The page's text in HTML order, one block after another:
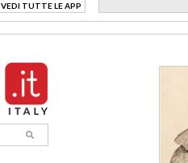
VEDI TUTTE LE APP
>